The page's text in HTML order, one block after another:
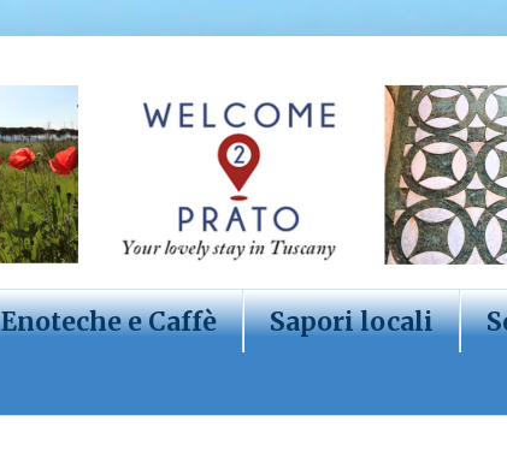
Enoteche e Caffè Sapori locali